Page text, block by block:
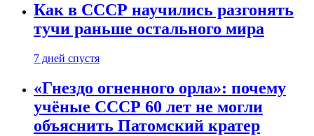
Как в СССР научились разгонять
тучи раньше остального мира
7 дней спустя
«Гнездо огненного орла»: почему
учёные СССР 60 лет не могли
объяснить Патомский кратер